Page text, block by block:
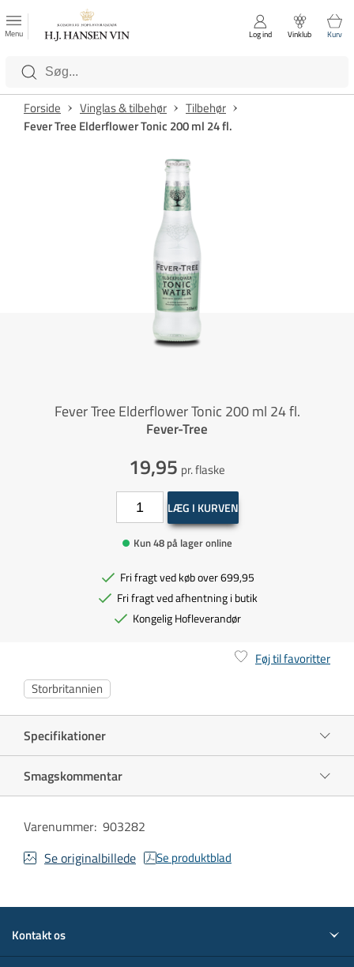
Luk
Kategorier
Menu Log ind Vinklub Kurv
Forside Vinglas & tilbehør
Tilbehør
Fever Tree Elderflower Tonic 200 ml 24 fl.
Fever Tree Elderflower Tonic 200 ml 24 fl.
Fever-Tree
19,95 pr. flaske
LÆG I KURVEN
Kun 48 på lager online
Fri fragt ved køb over 699,95
Fri fragt ved afhentning i butik
Kongelig Hofleverandør
Føj til favoritter
Storbritannien
Specifikationer
Smagskommentar
Varenummer: 903282
Se originalbillede
Se produktblad
Kontakt os